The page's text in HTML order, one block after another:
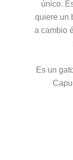
único.
quiere un
a cambio
Es un